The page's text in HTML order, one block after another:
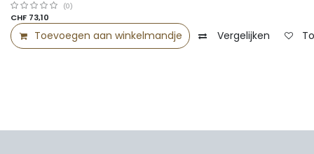
(0)
CHF 73,10
Toevoegen aan winkelmandje Vergelijken